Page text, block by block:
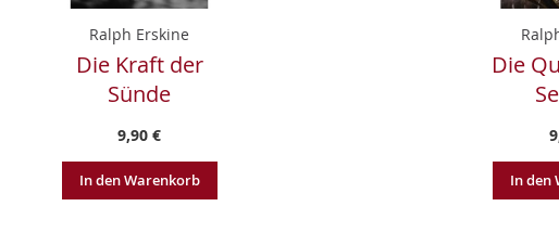
Ralph Erskine
Die Kraft der
Sünde
9,90 €
In den Warenkorb
Die
In den